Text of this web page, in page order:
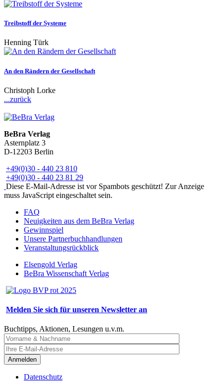
Treibstoff der Systeme
Henning Türk
An den Rändern der Gesellschaft
Christoph Lorke
...zurück
BeBra Verlag
Asternplatz 3
D-12203 Berlin
+49(0)30 - 440 23 810
+49(0)30 - 440 23 81 29
Diese E-Mail-Adresse ist vor Spambots geschützt! Zur Anzeige
muss JavaScript eingeschaltet sein.
FAQ
Neuigkeiten aus dem BeBra Verlag
Gewinnspiel
Unsere Partnerbuchhandlungen
Veranstaltungsrückblick
Elsengold Verlag
BeBra Wissenschaft Verlag
Melden Sie sich für unseren Newsletter an
Buchtipps, Aktionen, Lesungen u.v.m.
Anmelden
Datenschutz